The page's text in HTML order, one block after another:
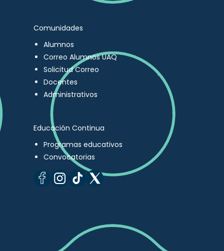
Comunidades
Alumnos
Correo Alumnos UAQ
Solicitud Correo
Docentes
Administrativos
Educación Continua
Programas educativos
Convocatorias